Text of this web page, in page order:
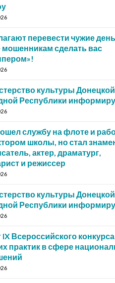
перевести чужие
мошенникам сделать вас
культуры Донецкой
Республики
службу на флоте и
школы, но стал
актер, драматург,
и режиссер
культуры Донецкой
Республики
IX Всероссийского конкурса
практик в сфере